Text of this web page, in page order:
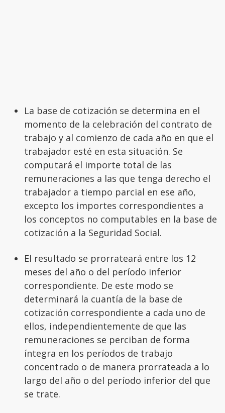
La base de cotización se determina en el
momento de la celebración del contrato de
trabajo y al comienzo de cada año en que el
trabajador esté en esta situación. Se
computará el importe total de las
remuneraciones a las que tenga derecho el
trabajador a tiempo parcial en ese año,
excepto los importes correspondientes a
los conceptos no computables en la base de
cotización a la Seguridad Social.
El resultado se prorrateará entre los 12
meses del año o del período inferior
correspondiente. De este modo se
determinará la cuantía de la base de
cotización correspondiente a cada uno de
ellos, independientemente de que las
remuneraciones se perciban de forma
íntegra en los períodos de trabajo
concentrado o de manera prorrateada a lo
largo del año o del período inferior del que
se trate.